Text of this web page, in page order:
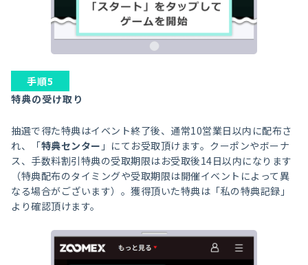
手順5
特典の受け取り
抽選で得た特典はイベント終了後、通常10営業日以内に配布さ
れ、「特典センター 」にてお受取頂けます。クーポンやボーナ
ス、手数料割引特典の受取期限はお受取後14日以内になります
（特典配布のタイミングや受取期限は開催イベントによって異
なる場合がございます）。獲得頂いた特典は「私の特典記録」
より確認頂けます。